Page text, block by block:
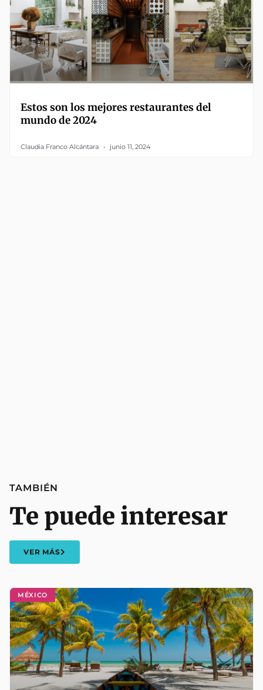
Estos son los mejores restaurantes del
mundo de 2024
Claudia Franco Alcántara junio 11, 2024
MÉXICO
TAMBIÉN
Te puede interesar
VER MÁS